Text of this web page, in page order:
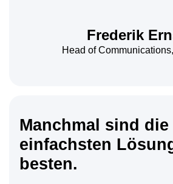
Frederik
Head of
Manchmal sind die
einfachsten
besten.